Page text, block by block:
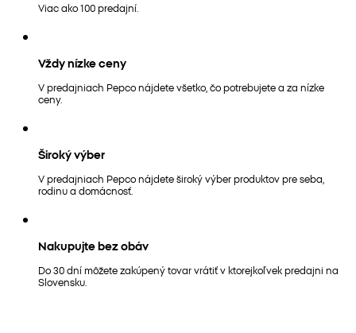
Viac ako 100 predajní.
Vždy nízke ceny
V predajniach Pepco nájdete všetko, čo potrebujete a za nízke
ceny.
Široký výber
V predajniach Pepco nájdete široký výber produktov pre seba,
rodinu a domácnosť.
Nakupujte bez obáv
Do 30 dní môžete zakúpený tovar vrátiť v ktorejkoľvek predajni na
Slovensku.